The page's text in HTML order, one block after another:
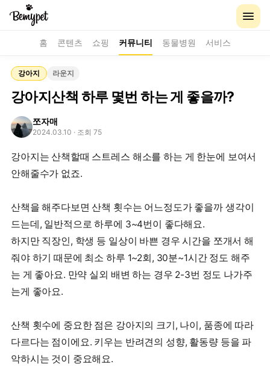
홈 콘텐츠 쇼핑 커뮤니티 동물병원 서비스
강아지 라운지
강아지산책 하루 몇번 하는 게 좋을까?
쪼자매
2024.03.10 · 조회 75
강아지는 산책할때 스트레스 해소를 하는 게 한눈에 보여서
안해줄수가 없죠.
산책을 해주다보면 산책 횟수는 어느정도가 좋을까 생각이
드는데, 일반적으로 하루에 3~4번이 좋다해요.
하지만 직장인, 학생 등 일상이 바쁜 경우 시간을 쪼개서 해
줘야 하기 때문에 최소 하루 1~2회, 30분~1시간 정도 해주
는 게 좋아요. 만약 실외 배변 하는 경우 2-3번 정도 나가주
는게 좋아요.
산책 횟수에 중요한 점은 강아지의 크기, 나이, 품종에 따라
다르다는 점이에요. 키우는 반려견의 성향, 활동량 등을 파
악하시는 것이 중요해요.